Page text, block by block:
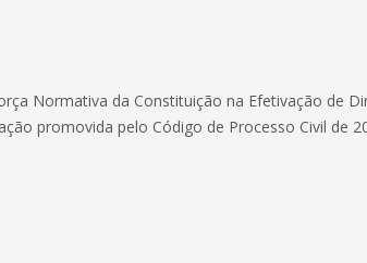
Normativa da Constituição na Efetivação de
promovida pelo Código de Processo Civil de